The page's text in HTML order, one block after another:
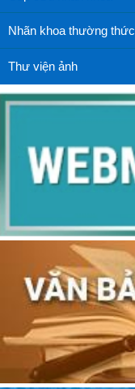
Nhãn khoa thường thức
Thư viện ảnh